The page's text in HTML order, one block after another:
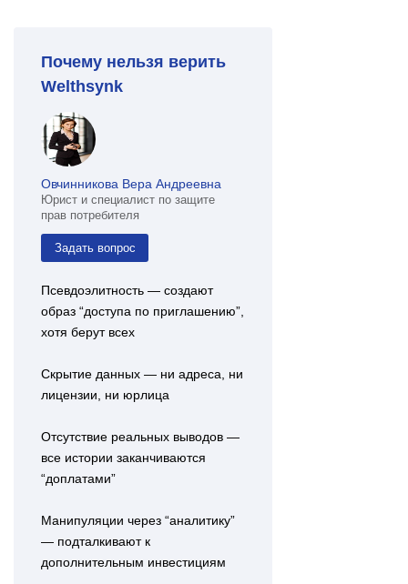
Почему нельзя верить
Welthsynk
Овчинникова Вера Андреевна
Юрист и специалист по защите
прав потребителя
Задать вопрос
Псевдоэлитность — создают
образ “доступа по приглашению”,
хотя берут всех
Скрытие данных — ни адреса, ни
лицензии, ни юрлица
Отсутствие реальных выводов —
все истории заканчиваются
“доплатами”
Манипуляции через “аналитику”
— подталкивают к
дополнительным инвестициям